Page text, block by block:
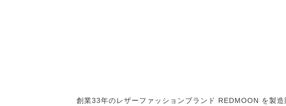
創業33年のレザーファッションブランド REDMOON を製